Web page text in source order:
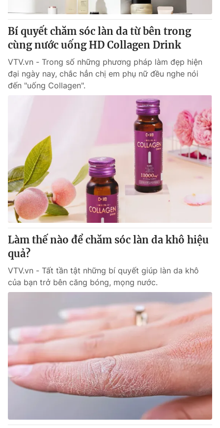
cấp ngày 29/12/2023
Tổng Biên tập:Vũ Thanh Thủy
Phó Tổng Biên tập:Nguyễn Thị Mỹ Hạnh, Phạm Quốc Thắng,
Nguyễn Trọng Ninh
024.38 355 931 - 024.38 355 932
Ðiện thoại Thời báo VTV:024.66 897 897
Email:toasoan@vtv.vn
Liên hệ quảng cáo:024-7300.7108
® Cấm sao chép dưới mọi hình thức nếu không có sự chấp
thuận bằng văn bản. Ghi rõ nguồn VTV.vn khi phát hành lại
thông tin từ website này.
Bí quyết chăm sóc làn da từ bên trong
cùng nước uống HD Collagen Drink
VTV.vn - Trong số những phương pháp làm đẹp hiện
đại ngày nay, chắc hẳn chị em phụ nữ đều nghe nói
đến "uống Collagen".
Làm thế nào để chăm sóc làn da khô hiệu
quả?
VTV.vn - Tất tần tật những bí quyết giúp làn da khô
của bạn trở bên căng bóng, mọng nước.